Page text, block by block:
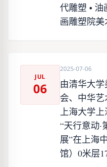
代雕塑 •
画雕塑院美
JUL
06
2025-07-06
由清华大
会、中华
上海大学
“天行意动
展”在上海
馆）0米层